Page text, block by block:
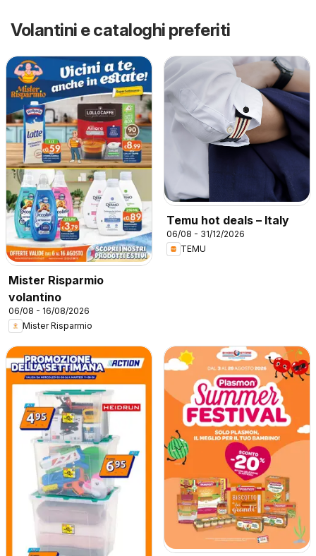
Volantini e cataloghi preferiti
Mister Risparmio
volantino
06/08 - 16/08/2026
Mister Risparmio
Temu hot deals – Italy
06/08 - 31/12/2026
TEMU